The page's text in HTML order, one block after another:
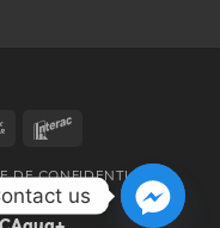
Bank
DE CONFIDENTIALITÉ
us